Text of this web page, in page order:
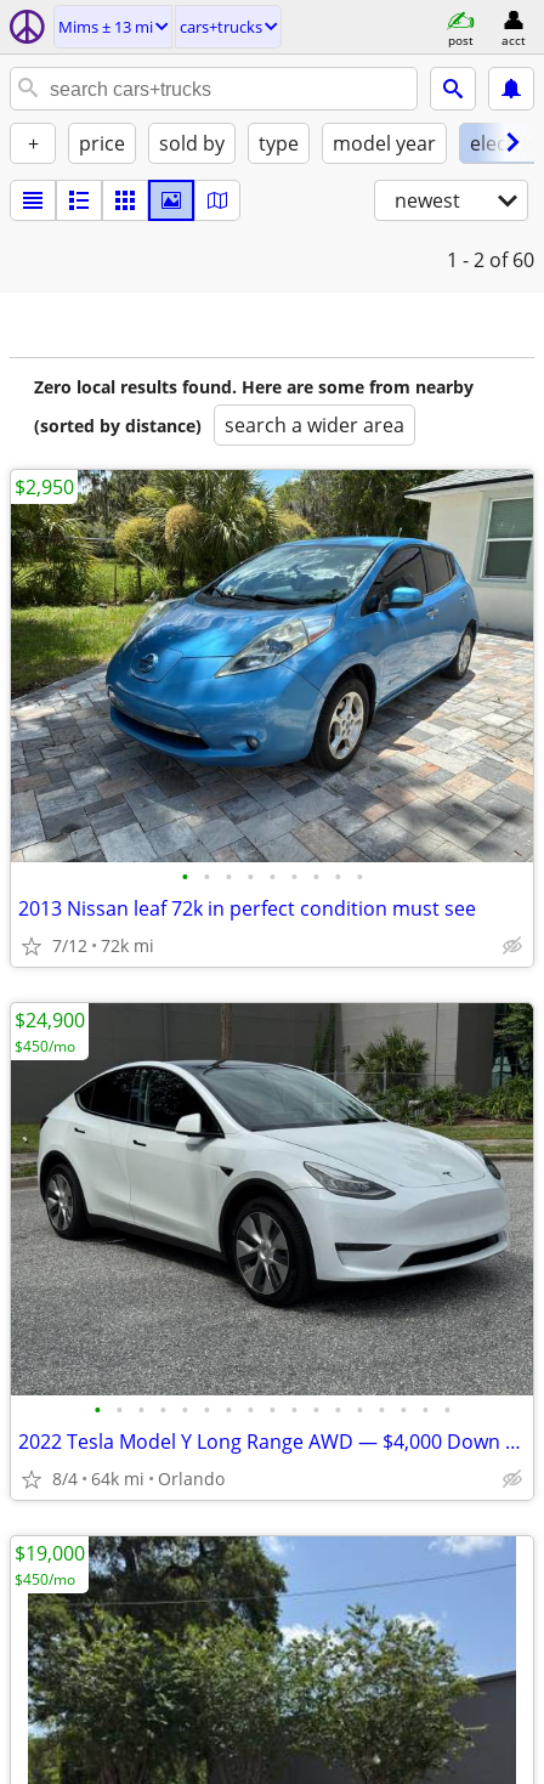
Mims ± 13 mi cars+trucks
post acct
+ price sold by type model year electric
newest
1 - 2 of 60
Zero local results found. Here are some from nearby
(sorted by distance)
search a wider area
• • • • • • • • •
2013 Nissan leaf 72k in perfect condition must see
7/12 72k mi
$2,950
• • • • • • • • • • • • • • • • •
2022 Tesla Model Y Long Range AWD — $4,000 Down / Finance Available
8/4 64k mi Orlando
$24,900
$450/mo
$19,000
$450/mo